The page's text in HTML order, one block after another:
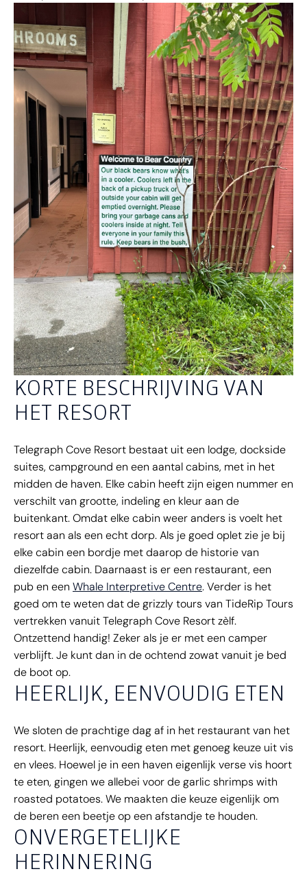
KORTE BESCHRIJVING VAN
HET RESORT
Telegraph Cove Resort bestaat uit een lodge, dockside
suites, campground en een aantal cabins, met in het
midden de haven. Elke cabin heeft zijn eigen nummer en
verschilt van grootte, indeling en kleur aan de
buitenkant. Omdat elke cabin weer anders is voelt het
resort aan als een echt dorp. Als je goed oplet zie je bij
elke cabin een bordje met daarop de historie van
diezelfde cabin. Daarnaast is er een restaurant, een
pub en een Whale Interpretive Centre. Verder is het
goed om te weten dat de grizzly tours van TideRip Tours
vertrekken vanuit Telegraph Cove Resort zèlf.
Ontzettend handig! Zeker als je er met een camper
verblijft. Je kunt dan in de ochtend zowat vanuit je bed
de boot op.
HEERLIJK, EENVOUDIG ETEN
We sloten de prachtige dag af in het restaurant van het
resort. Heerlijk, eenvoudig eten met genoeg keuze uit vis
en vlees. Hoewel je in een haven eigenlijk verse vis hoort
te eten, gingen we allebei voor de garlic shrimps with
roasted potatoes. We maakten die keuze eigenlijk om
de beren een beetje op een afstandje te houden.
ONVERGETELIJKE
HERINNERING